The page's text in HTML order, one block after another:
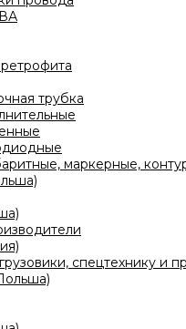
трубка
маркерные,
спецтехнику и